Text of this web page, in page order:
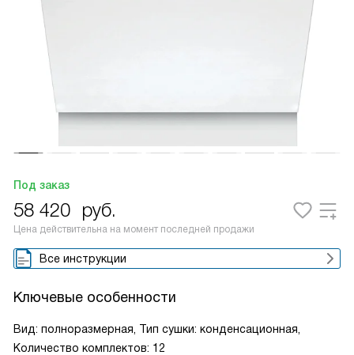
Под заказ
58 420 руб.
Цена действительна на момент последней продажи
Все инструкции
Ключевые особенности
Вид: полноразмерная, Тип сушки: конденсационная,
Количество комплектов: 12